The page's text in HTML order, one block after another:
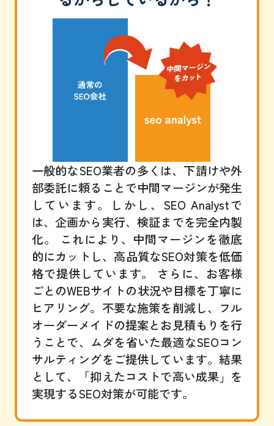
一般的なSEO業者の多くは、下請けや外
部委託に頼ることで中間マージンが発生
しています。しかし、SEO Analystで
は、企画から実行、検証までを完全内製
化。 これにより、中間マージンを徹底
的にカットし、高品質なSEO対策を低価
格で提供しています。 さらに、お客様
ごとのWEBサイトの状況や目標を丁寧に
ヒアリング。不要な施策を削減し、フル
オーダーメイドの提案とお見積もりを行
うことで、ムダを省いた最適なSEOコン
サルティングをご提供しています。結果
として、「抑えたコストで高い成果」を
実現するSEO対策が可能です。